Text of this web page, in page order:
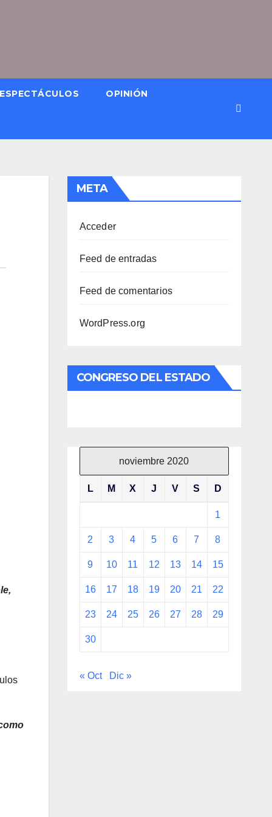
ESPECTÁCULOS OPINIÓN
META
Acceder
Feed de entradas
Feed de comentarios
WordPress.org
CONGRESO DEL ESTADO
noviembre 2020
L M X J V S D
1
2 3 4 5 6 7 8
9 10 11 12 13 14 15
16 17 18 19 20 21 22
23 24 25 26 27 28 29
30
« Oct Dic »